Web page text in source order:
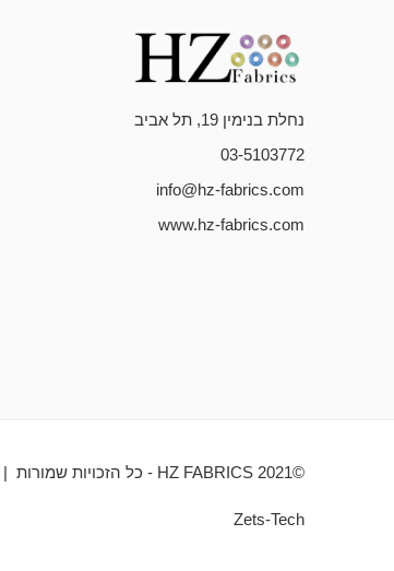
נחלת בנימין 19, תל אביב
03-5103772
info@hz-fabrics.com
www.hz-fabrics.com
Zets-Tech